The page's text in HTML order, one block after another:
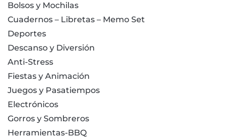
Bolsos y Mochilas
Cuadernos – Libretas – Memo Set
Deportes
Descanso y Diversión
Anti-Stress
Fiestas y Animación
Juegos y Pasatiempos
Electrónicos
Gorros y Sombreros
Herramientas-BBQ